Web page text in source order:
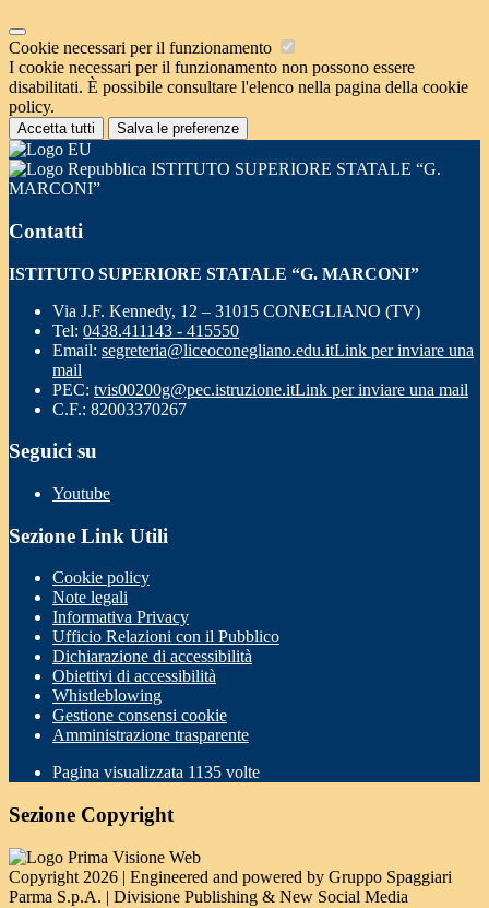
Cookie necessari per il funzionamento
I cookie necessari per il funzionamento non possono essere
disabilitati. È possibile consultare l'elenco nella pagina della cookie
policy.
Accetta tutti Salva le preferenze
ISTITUTO SUPERIORE STATALE “G.
MARCONI”
Contatti
ISTITUTO SUPERIORE STATALE “G. MARCONI”
Via J.F. Kennedy, 12 – 31015 CONEGLIANO (TV)
Tel: 0438.411143 - 415550
Email: segreteria@liceoconegliano.edu.itLink per inviare una
mail
PEC: tvis00200g@pec.istruzione.itLink per inviare una mail
C.F.: 82003370267
Seguici su
Youtube
Sezione Link Utili
Cookie policy
Note legali
Informativa Privacy
Ufficio Relazioni con il Pubblico
Dichiarazione di accessibilità
Obiettivi di accessibilità
Whistleblowing
Gestione consensi cookie
Amministrazione trasparente
Pagina visualizzata 1135 volte
Sezione Copyright
Copyright 2026 | Engineered and powered by Gruppo Spaggiari
Parma S.p.A. | Divisione Publishing & New Social Media